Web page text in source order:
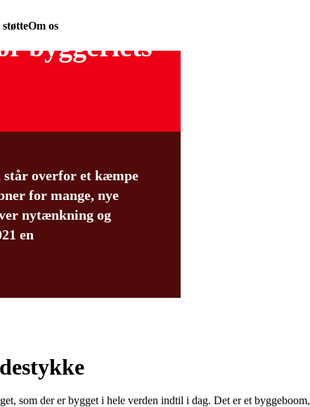
støtteOm os
byggeriets
står overfor et kæmpe
for mange, nye
nytænkning og
en
som der er bygget i hele verden indtil i dag. Det er et byggeboom,